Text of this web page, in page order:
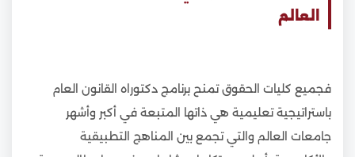
العالم
فجميع كليات الحقوق تمنح برنامج دكتوراه القانون العام
باستراتيجية تعليمية هي ذاتها المتبعة في أكبر وأشهر
جامعات العالم والتي تجمع بين المناهج التطبيقية